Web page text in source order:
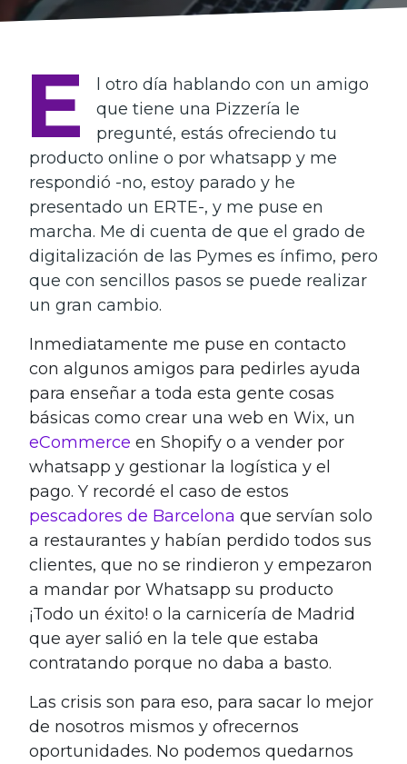
E
l otro día hablando con un amigo
que tiene una Pizzería le
pregunté, estás ofreciendo tu
producto online o por whatsapp y me
respondió -no, estoy parado y he
presentado un ERTE-, y me puse en
marcha. Me di cuenta de que el grado de
digitalización de las Pymes es ínfimo, pero
que con sencillos pasos se puede realizar
un gran cambio.
Inmediatamente me puse en contacto
con algunos amigos para pedirles ayuda
para enseñar a toda esta gente cosas
básicas como crear una web en Wix, un
eCommerce en Shopify o a vender por
whatsapp y gestionar la logística y el
pago. Y recordé el caso de estos
pescadores de Barcelona que servían solo
a restaurantes y habían perdido todos sus
clientes, que no se rindieron y empezaron
a mandar por Whatsapp su producto
¡Todo un éxito! o la carnicería de Madrid
que ayer salió en la tele que estaba
contratando porque no daba a basto.
Las crisis son para eso, para sacar lo mejor
de nosotros mismos y ofrecernos
oportunidades. No podemos quedarnos